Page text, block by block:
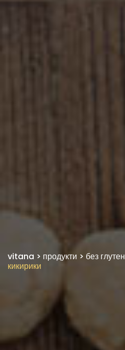
vitana > продукти > без глутен
кикирики